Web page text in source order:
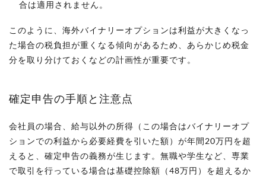
合は適用されません。
このように、海外バイナリーオプションは利益が大きくなっ
た場合の税負担が重くなる傾向があるため、あらかじめ税金
分を取り分けておくなどの計画性が重要です。
確定申告の手順と注意点
会社員の場合、給与以外の所得（この場合はバイナリーオプ
ションでの利益から必要経費を引いた額）が年間20万円を超
えると、確定申告の義務が生じます。無職や学生など、専業
で取引を行っている場合は基礎控除額（48万円）を超えるか